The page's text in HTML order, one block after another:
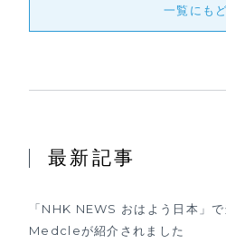
一覧にも
最新記事
「NHK NEWS おはよう日本」
Medcleが紹介されました